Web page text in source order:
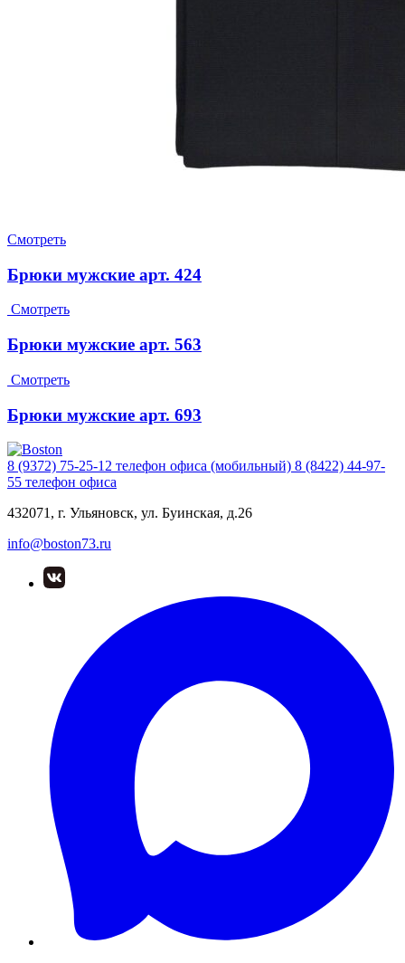
Смотреть
Брюки мужские арт. 424
Смотреть
Брюки мужские арт. 563
Смотреть
Брюки мужские арт. 693
8 (9372) 75-25-12 телефон офиса (мобильный) 8 (8422) 44-97-
55 телефон офиса
432071, г. Ульяновск, ул. Буинская, д.26
info@boston73.ru